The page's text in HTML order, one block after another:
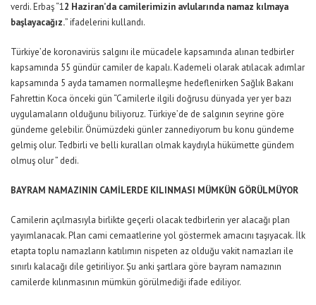
verdi. Erbaş “12 Haziran’da camilerimizin avlularında namaz kılmaya
başlayacağız.” ifadelerini kullandı.
Türkiye’de koronavirüs salgını ile mücadele kapsamında alınan tedbirler
kapsamında 55 gündür camiler de kapalı. Kademeli olarak atılacak adımlar
kapsamında 5 ayda tamamen normalleşme hedeflenirken Sağlık Bakanı
Fahrettin Koca önceki gün “Camilerle ilgili doğrusu dünyada yer yer bazı
uygulamaların olduğunu biliyoruz. Türkiye’de de salgının seyrine göre
gündeme gelebilir. Önümüzdeki günler zannediyorum bu konu gündeme
gelmiş olur. Tedbirli ve belli kuralları olmak kaydıyla hükümette gündem
olmuş olur ” dedi.
BAYRAM NAMAZININ CAMİLERDE KILINMASI MÜMKÜN GÖRÜLMÜYOR
Camilerin açılmasıyla birlikte geçerli olacak tedbirlerin yer alacağı plan
yayımlanacak. Plan cami cemaatlerine yol göstermek amacını taşıyacak. İlk
etapta toplu namazların katılımın nispeten az olduğu vakit namazları ile
sınırlı kalacağı dile getiriliyor. Şu anki şartlara göre bayram namazının
camilerde kılınmasının mümkün görülmediği ifade ediliyor.